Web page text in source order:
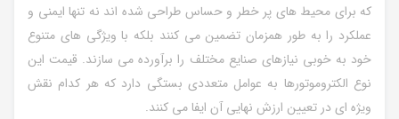
که برای محیط های پر خطر و حساس طراحی شده اند نه تنها ایمنی و
عملکرد را به طور همزمان تضمین می کنند بلکه با ویژگی های متنوع
خود به خوبی نیازهای صنایع مختلف را برآورده می سازند. قیمت این
نوع الکتروموتورها به عوامل متعددی بستگی دارد که هر کدام نقش
ویژه ای در تعیین ارزش نهایی آن ایفا می کنند.